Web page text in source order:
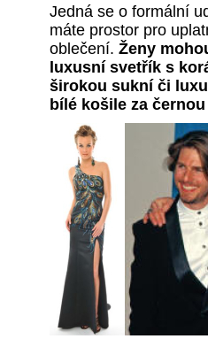
Jedná se o formální
máte prostor pro
oblečení. Ženy
luxusní svetřík s
širokou sukní či
bílé košile za